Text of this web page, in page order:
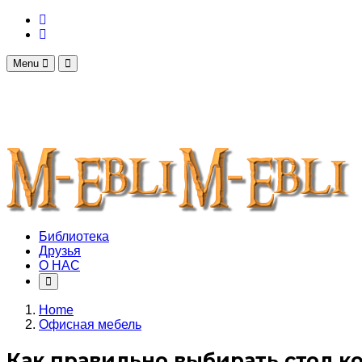
Menu
Библиотека
Друзья
О НАС
Home
Офисная мебель